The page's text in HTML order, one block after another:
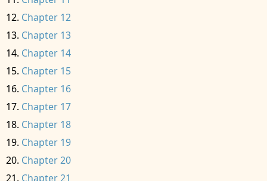
Chapter 12
Chapter 13
Chapter 14
Chapter 15
Chapter 16
Chapter 17
Chapter 18
Chapter 19
Chapter 20
Chapter 21